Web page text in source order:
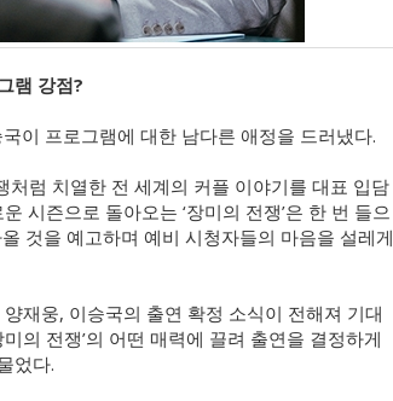
램 강점?
이 프로그램에 대한 남다른 애정을 드러냈다.
처럼 치열한 전 세계의 커플 이야기를 대표 입담
시즌으로 돌아오는 ‘장미의 전쟁’은 한 번 들으
것을 예고하며 예비 시청자들의 마음을 설레게
재웅, 이승국의 출연 확정 소식이 전해져 기대
의 전쟁’의 어떤 매력에 끌려 출연을 결정하게
었다.